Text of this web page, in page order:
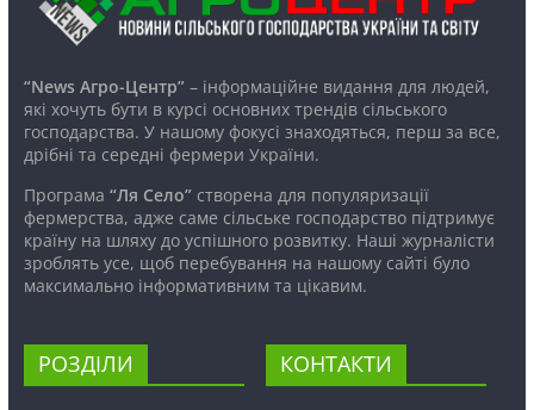
“News Агро-Центр”– інформаційне видання для людей,
які хочуть бути в курсі основних трендів сільського
господарства. У нашому фокусі знаходяться, перш за все,
дрібні та середні фермери України.
Програма “Ля Село”створена для популяризації
фермерства, адже саме сільське господарство підтримує
країну на шляху до успішного розвитку. Наші журналісти
зроблять усе, щоб перебування на нашому сайті було
максимально інформативним та цікавим.
РОЗДІЛИ КОНТАКТИ